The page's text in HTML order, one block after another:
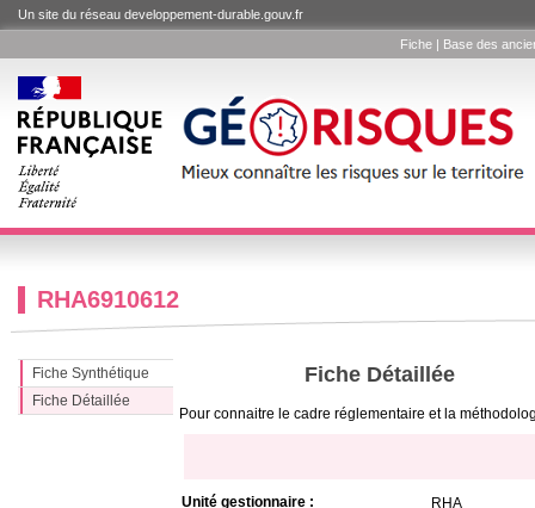
Un site du réseau developpement-durable.gouv.fr
Fiche | Base des
RHA6910612
Fiche Synthétique
Fiche Détaillée
Fiche Détaillée
Pour connaitre le cadre réglementaire et la
Unité gestionnaire :
RHA